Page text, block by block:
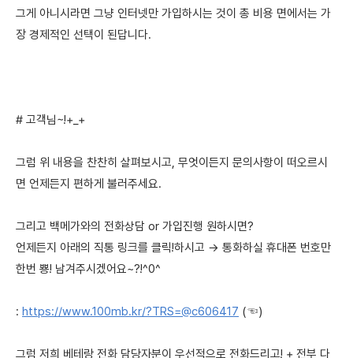
그게 아니시라면 그냥 인터넷만 가입하시는 것이 총 비용 면에서는 가
장 경제적인 선택이 된답니다.
# 고객님~!+_+
그럼 위 내용을 찬찬히 살펴보시고, 무엇이든지 문의사항이 떠오르시
면 언제든지 편하게 불러주세요.
그리고 백메가와의 전화상담 or 가입진행 원하시면?
언제든지 아래의 직통 링크를 클릭!하시고 → 통화하실 휴대폰 번호만
한번 뿅! 남겨주시겠어요~?!^0^
: https://www.100mb.kr/?TRS=@c606417 (☜)
그럼 저희 베테랑 전화 담당자분이 우선적으로 전화드리고! + 전부 다